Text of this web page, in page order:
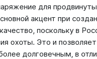
для
акцент при
поскольку в
охоты. Это и
долговечным, в